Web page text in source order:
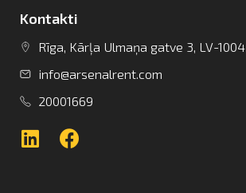
info@arsenalrent.com
+37120001669
Lietuva
Kontakti
Rīga, Kārļa Ulmaņa gatve 3, LV-1004
info@arsenalrent.com
20001669